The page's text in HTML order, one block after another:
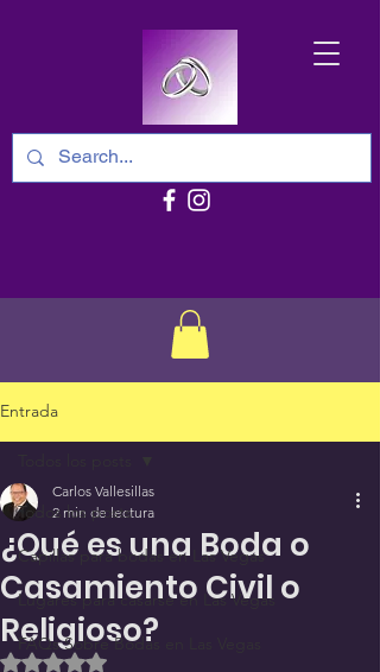
Entrada
Todos los posts
Capillas para bodas en Las Vegas
Lugares para casarse en Las Vegas
FAQs Sobre Bodas en Las Vegas
¿Qué es una Boda o
Casamiento Civil o
Religioso?
Carlos Vallesillas
2 min de lectura
Obtuvo NaN de 5 estrellas.